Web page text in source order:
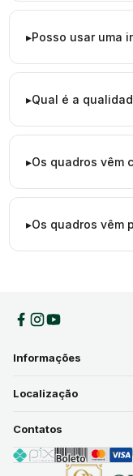
Posso usar uma
Qual é a
Os quadros vêm
Os quadros vêm
Informações
Localização
Contatos